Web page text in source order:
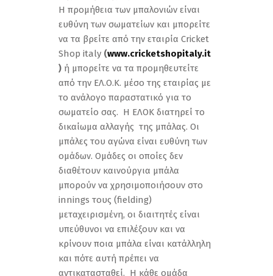
H προμήθεια των μπαλονιών είναι
ευθύνη των σωματείων και μπορείτε
να τα βρείτε από την εταιρία Cricket
Shop italy (www.cricketshopitaly.it
) ή μπορείτε να τα προμηθευτείτε
από την ΕΛ.Ο.Κ. μέσο της εταιρίας με
το ανάλογο παραστατικό για το
σωματείο σας. H ΕΛΟΚ διατηρεί το
δικαίωμα αλλαγής της μπάλας. Οι
μπάλες του αγώνα είναι ευθύνη των
ομάδων. Ομάδες οι οποίες δεν
διαθέτουν καινούργια μπάλα
μπορούν να χρησιμοποιήσουν στο
innings τους (fielding)
μεταχειρισμένη, οι διαιτητές είναι
υπεύθυνοι να επιλέξουν και να
κρίνουν ποια μπάλα είναι κατάλληλη
και πότε αυτή πρέπει να
αντικατασταθεί. Η κάθε ομάδα